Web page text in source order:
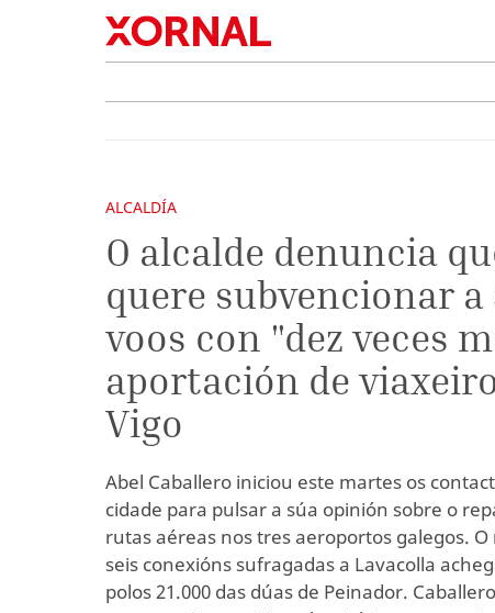
ALCALDÍA
O alcalde denuncia
quere subvencionar a
voos con "dez veces
aportación de
Vigo
Abel Caballero iniciou este martes os
cidade para pulsar a súa opinión sobre o
rutas aéreas nos tres aeroportos galegos.
seis conexións sufragadas a Lavacolla
polos 21.000 das dúas de Peinador.